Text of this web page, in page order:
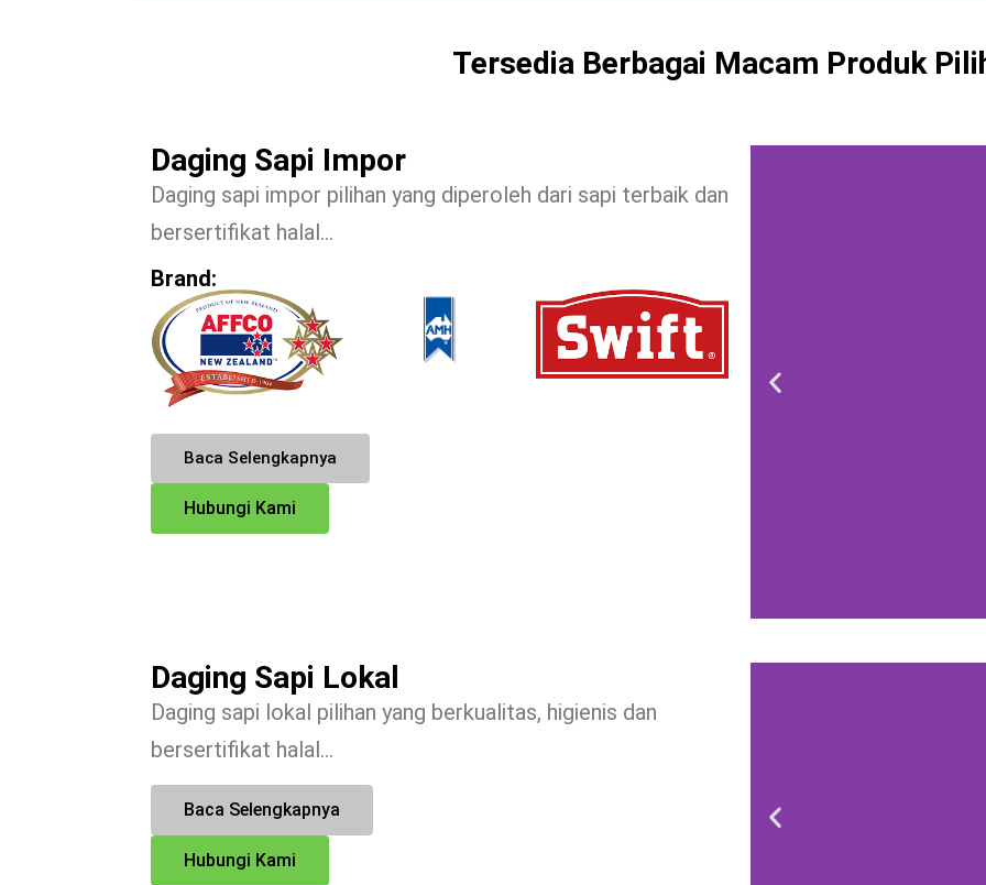
Tersedia Berbagai Macam Produk
Daging Sapi Impor
Daging sapi impor pilihan yang diperoleh dari sapi terbaik dan
bersertifikat halal…
Brand:
Baca Selengkapnya
Hubungi Kami
Daging Sapi Lokal
Daging sapi lokal pilihan yang berkualitas, higienis dan
bersertifikat halal…
Baca Selengkapnya
Hubungi Kami